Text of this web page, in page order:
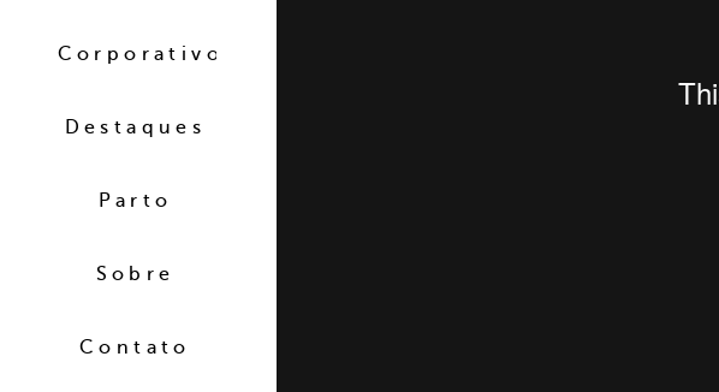
Corporativo
Destaques
Parto
Sobre
Contato